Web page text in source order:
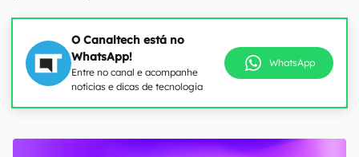
O Canaltech está no
WhatsApp!
Entre no canal e acompanhe
notícias e dicas de tecnologia
WhatsApp